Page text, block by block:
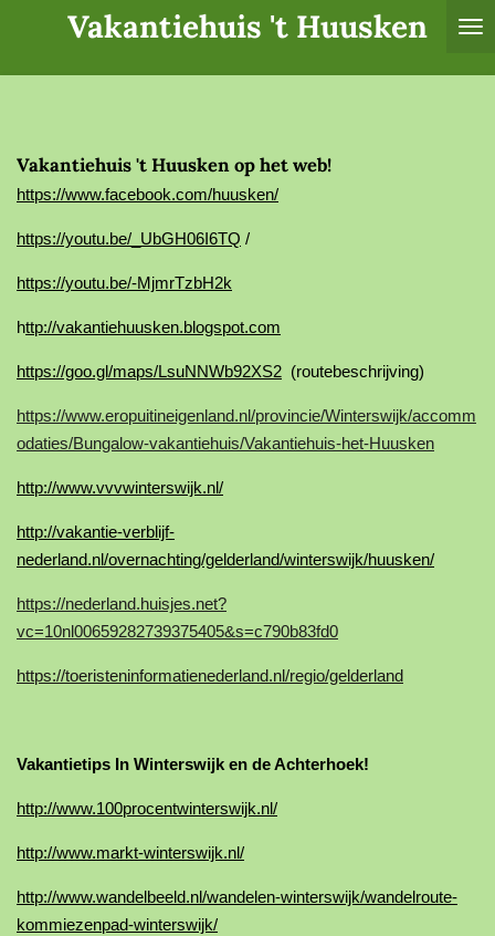
naar
Vakantiehuis 't Huusken
Vakantiehuis 't Huusken op het web!
https://www.facebook.com/huusken/
https://youtu.be/_UbGH06I6TQ /
https://youtu.be/-MjmrTzbH2k
http://vakantiehuusken.blogspot.com
https://goo.gl/maps/LsuNNWb92XS2 (routebeschrijving)
https://www.eropuitineigenland.nl/provincie/Winterswijk/accomm
odaties/Bungalow-vakantiehuis/Vakantiehuis-het-Huusken
http://www.vvvwinterswijk.nl/
http://vakantie-verblijf-
nederland.nl/overnachting/gelderland/winterswijk/huusken/
https://nederland.huisjes.net?
vc=10nl00659282739375405&s=c790b83fd0
https://toeristeninformatienederland.nl/regio/gelderland
Vakantietips In Winterswijk en de Achterhoek!
http://www.100procentwinterswijk.nl/
http://www.markt-winterswijk.nl/
http://www.wandelbeeld.nl/wandelen-winterswijk/wandelroute-
kommiezenpad-winterswijk/